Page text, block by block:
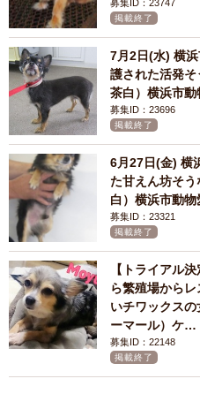
募集ID：23747
掲載終了
7月2日(水) 横
護された活発
茶白）横浜市
募集ID：23696
掲載終了
6月27日(金) 横
た甘えん坊そ
白）横浜市動
募集ID：23321
掲載終了
【トライアル
ら繁殖場から
いチワックス
ーマール）ケ…
募集ID：22148
掲載終了